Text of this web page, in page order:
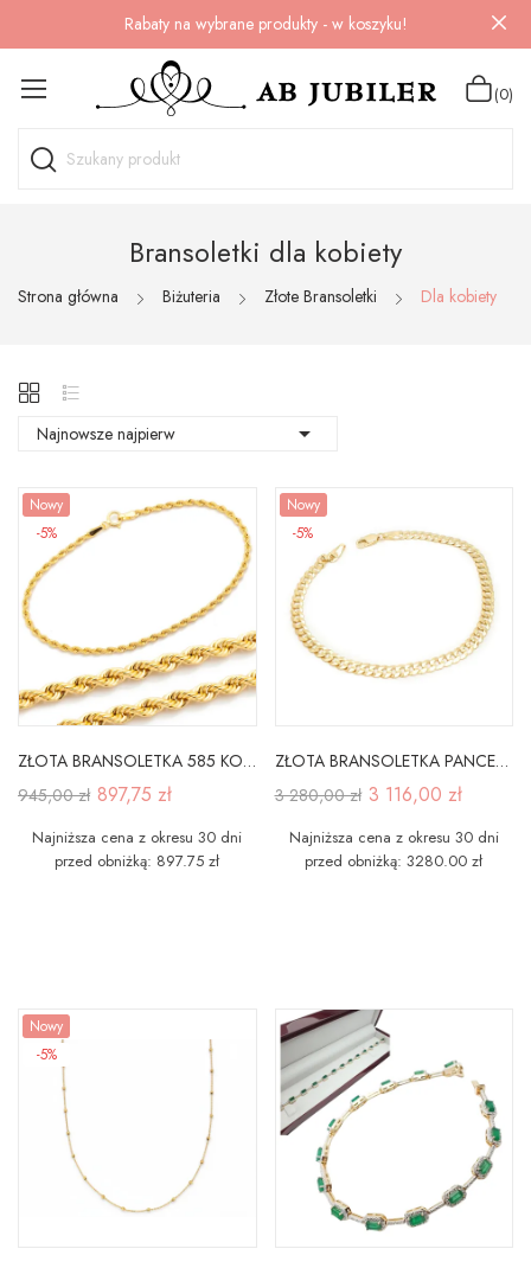
Rabaty na wybrane produkty - w koszyku!
(0)
Bransoletki dla kobiety
Strona główna Biżuteria Złote Bransoletki Dla kobiety
Najnowsze najpierw 
Nowy
-5%
ZŁOTA BRANSOLETKA 585 KORDA 19cm
945,00 zł 897,75 zł
Najniższa cena z okresu 30 dni
przed obniżką: 897.75 zł
Nowy
-5%
ZŁOTA BRANSOLETKA PANCERKA PRÓBA 585
3 280,00 zł 3 116,00 zł
Najniższa cena z okresu 30 dni
przed obniżką: 3280.00 zł
Nowy
-5%